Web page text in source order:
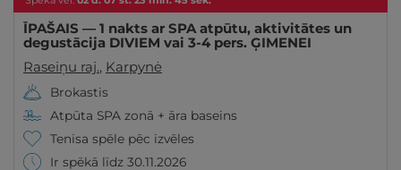
ĪPAŠAIS — 1 nakts ar SPA atpūtu, aktivitātes un
degustācija DIVIEM vai 3-4 pers. ĢIMENEI
Raseiņu raj., Karpynė
Brokastis
Atpūta SPA zonā + āra baseins
Tenisa spēle pēc izvēles
Ir spēkā līdz 30.11.2026